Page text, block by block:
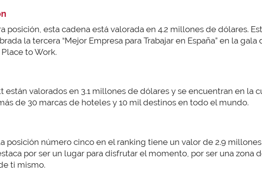
posición, esta cadena está valorada en 4.2 millones de dólares.
la tercera “Mejor Empresa para Trabajar en España” en la
to Work.
están valorados en 3.1 millones de dólares y se encuentran en la
de 30 marcas de hoteles y 10 mil destinos en todo el mundo.
posición número cinco en el ranking tiene un valor de 2.9
por ser un lugar para disfrutar el momento, por ser una zona
ti mismo.